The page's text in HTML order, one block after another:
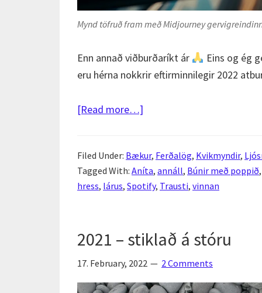
Mynd töfruð fram með Midjourney
Enn annað viðburðaríkt ár
Eins og ég
eru hérna nokkrir eftirminnilegir 2022
[Read more…]
baksýnisspeglinum
Filed Under: Bækur, Ferðalög, Kvikmyndir,
Tagged With: Aníta, annáll, Búnir með poppið
hress, lárus, Spotify, Trausti, vinnan
2021 – stiklað á stóru
17. February, 2022 2 Comments